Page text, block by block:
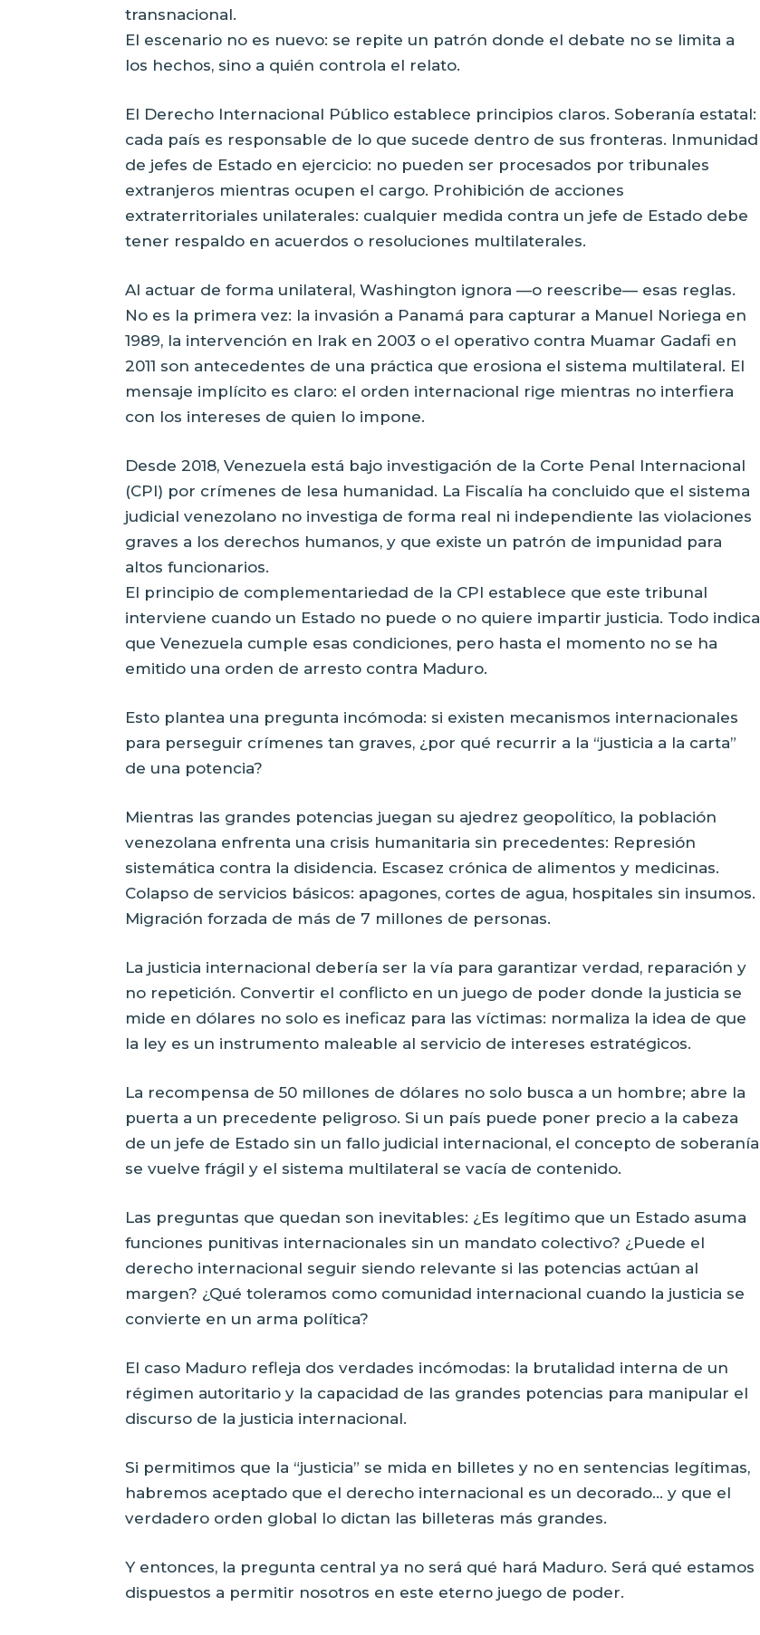
transnacional.
El escenario no es nuevo: se repite un patrón donde el debate no se limita a
los hechos, sino a quién controla el relato.
El Derecho Internacional Público establece principios claros. Soberanía estatal:
cada país es responsable de lo que sucede dentro de sus fronteras. Inmunidad
de jefes de Estado en ejercicio: no pueden ser procesados por tribunales
extranjeros mientras ocupen el cargo. Prohibición de acciones
extraterritoriales unilaterales: cualquier medida contra un jefe de Estado debe
tener respaldo en acuerdos o resoluciones multilaterales.
Al actuar de forma unilateral, Washington ignora —o reescribe— esas reglas.
No es la primera vez: la invasión a Panamá para capturar a Manuel Noriega en
1989, la intervención en Irak en 2003 o el operativo contra Muamar Gadafi en
2011 son antecedentes de una práctica que erosiona el sistema multilateral. El
mensaje implícito es claro: el orden internacional rige mientras no interfiera
con los intereses de quien lo impone.
Desde 2018, Venezuela está bajo investigación de la Corte Penal Internacional
(CPI) por crímenes de lesa humanidad. La Fiscalía ha concluido que el sistema
judicial venezolano no investiga de forma real ni independiente las violaciones
graves a los derechos humanos, y que existe un patrón de impunidad para
altos funcionarios.
El principio de complementariedad de la CPI establece que este tribunal
interviene cuando un Estado no puede o no quiere impartir justicia. Todo indica
que Venezuela cumple esas condiciones, pero hasta el momento no se ha
emitido una orden de arresto contra Maduro.
Esto plantea una pregunta incómoda: si existen mecanismos internacionales
para perseguir crímenes tan graves, ¿por qué recurrir a la “justicia a la carta”
de una potencia?
Mientras las grandes potencias juegan su ajedrez geopolítico, la población
venezolana enfrenta una crisis humanitaria sin precedentes: Represión
sistemática contra la disidencia. Escasez crónica de alimentos y medicinas.
Colapso de servicios básicos: apagones, cortes de agua, hospitales sin insumos.
Migración forzada de más de 7 millones de personas.
La justicia internacional debería ser la vía para garantizar verdad, reparación y
no repetición. Convertir el conflicto en un juego de poder donde la justicia se
mide en dólares no solo es ineficaz para las víctimas: normaliza la idea de que
la ley es un instrumento maleable al servicio de intereses estratégicos.
La recompensa de 50 millones de dólares no solo busca a un hombre; abre la
puerta a un precedente peligroso. Si un país puede poner precio a la cabeza
de un jefe de Estado sin un fallo judicial internacional, el concepto de soberanía
se vuelve frágil y el sistema multilateral se vacía de contenido.
Las preguntas que quedan son inevitables: ¿Es legítimo que un Estado asuma
funciones punitivas internacionales sin un mandato colectivo? ¿Puede el
derecho internacional seguir siendo relevante si las potencias actúan al
margen? ¿Qué toleramos como comunidad internacional cuando la justicia se
convierte en un arma política?
El caso Maduro refleja dos verdades incómodas: la brutalidad interna de un
régimen autoritario y la capacidad de las grandes potencias para manipular el
discurso de la justicia internacional.
Si permitimos que la “justicia” se mida en billetes y no en sentencias legítimas,
habremos aceptado que el derecho internacional es un decorado… y que el
verdadero orden global lo dictan las billeteras más grandes.
Y entonces, la pregunta central ya no será qué hará Maduro. Será qué estamos
dispuestos a permitir nosotros en este eterno juego de poder.